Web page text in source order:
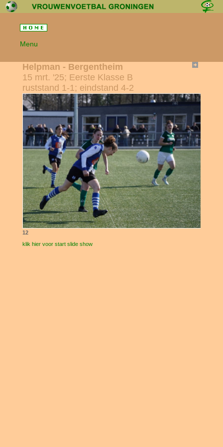
Menu
Helpman - Bergentheim
15 mrt. '25; Eerste Klasse B
ruststand 1-1; eindstand 4-2
12
klik hier voor start slide show